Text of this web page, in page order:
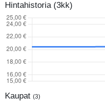
Hintahistoria (3kk)
Kaupat (3)